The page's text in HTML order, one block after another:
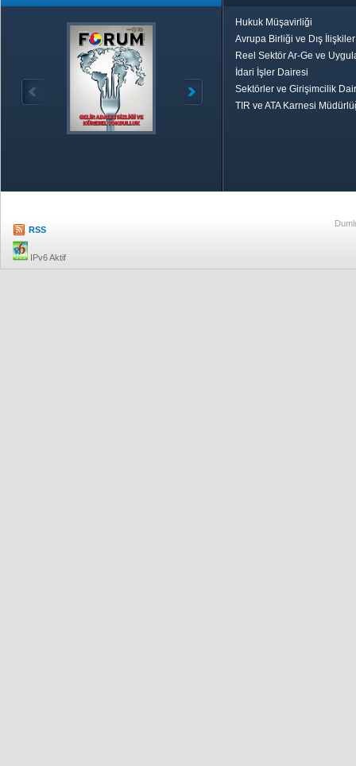
Hukuk Müşavirliği
Avrupa Birliği ve Dış
Reel Sektör Ar-Ge ve
İdari İşler Dairesi
Sektörler ve Girişimcilik
TIR ve ATA Karnesi
RSS
IPv6 Aktif